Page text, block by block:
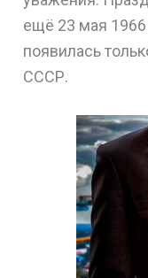
ещё 23 мая 1966
появилась
СССР.